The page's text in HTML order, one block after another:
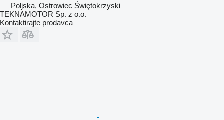
Poljska, Ostrowiec Świętokrzyski
TEKNAMOTOR Sp. z o.o.
Kontaktirajte prodavca